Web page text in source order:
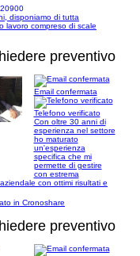
disponiamo di tutta
lavoro compreso di scale
preventivo
Email confermata
Telefono verificato
Con oltre 30 anni di
esperienza nel settore
ho maturato
un'esperienza
specifica che mi
permette di gestire
con estrema
con ottimi risultati e
in Cronoshare
preventivo